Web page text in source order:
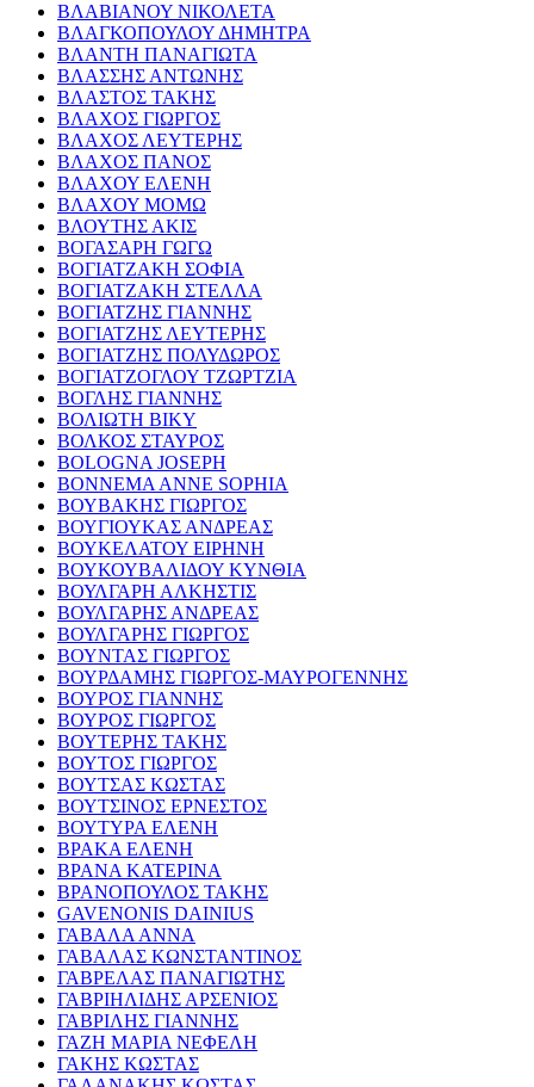
ΒΛΑΒΙΑΝΟΥ ΝΙΚΟΛΕΤΑ
ΒΛΑΓΚΟΠΟΥΛΟΥ ΔΗΜΗΤΡΑ
ΒΛΑΝΤΗ ΠΑΝΑΓΙΩΤΑ
ΒΛΑΣΣΗΣ ΑΝΤΩΝΗΣ
ΒΛΑΣΤΟΣ ΤΑΚΗΣ
ΒΛΑΧΟΣ ΓΙΩΡΓΟΣ
ΒΛΑΧΟΣ ΛΕΥΤΕΡΗΣ
ΒΛΑΧΟΣ ΠΑΝΟΣ
ΒΛΑΧΟΥ ΕΛΕΝΗ
ΒΛΑΧΟΥ ΜΟΜΩ
ΒΛΟΥΤΗΣ ΑΚΙΣ
ΒΟΓΑΣΑΡΗ ΓΩΓΩ
ΒΟΓΙΑΤΖΑΚΗ ΣΟΦΙΑ
ΒΟΓΙΑΤΖΑΚΗ ΣΤΕΛΛΑ
ΒΟΓΙΑΤΖΗΣ ΓΙΑΝΝΗΣ
ΒΟΓΙΑΤΖΗΣ ΛΕΥΤΕΡΗΣ
ΒΟΓΙΑΤΖΗΣ ΠΟΛΥΔΩΡΟΣ
ΒΟΓΙΑΤΖΟΓΛΟΥ ΤΖΩΡΤΖΙΑ
ΒΟΓΛΗΣ ΓΙΑΝΝΗΣ
ΒΟΛΙΩΤΗ ΒΙΚΥ
ΒΟΛΚΟΣ ΣΤΑΥΡΟΣ
BOLOGNA JOSEPH
BONNEMA ANNE SOPHIA
ΒΟΥΒΑΚΗΣ ΓΙΩΡΓΟΣ
ΒΟΥΓΙΟΥΚΑΣ ΑΝΔΡΕΑΣ
ΒΟΥΚΕΛΑΤΟΥ ΕΙΡΗΝΗ
ΒΟΥΚΟΥΒΑΛΙΔΟΥ ΚΥΝΘΙΑ
ΒΟΥΛΓΑΡΗ ΑΛΚΗΣΤΙΣ
ΒΟΥΛΓΑΡΗΣ ΑΝΔΡΕΑΣ
ΒΟΥΛΓΑΡΗΣ ΓΙΩΡΓΟΣ
ΒΟΥΝΤΑΣ ΓΙΩΡΓΟΣ
ΒΟΥΡΔΑΜΗΣ ΓΙΩΡΓΟΣ-ΜΑΥΡΟΓΕΝΝΗΣ
ΒΟΥΡΟΣ ΓΙΑΝΝΗΣ
ΒΟΥΡΟΣ ΓΙΩΡΓΟΣ
ΒΟΥΤΕΡΗΣ ΤΑΚΗΣ
ΒΟΥΤΟΣ ΓΙΩΡΓΟΣ
ΒΟΥΤΣΑΣ ΚΩΣΤΑΣ
ΒΟΥΤΣΙΝΟΣ ΕΡΝΕΣΤΟΣ
ΒΟΥΤΥΡΑ ΕΛΕΝΗ
ΒΡΑΚΑ ΕΛΕΝΗ
ΒΡΑΝΑ ΚΑΤΕΡΙΝΑ
ΒΡΑΝΟΠΟΥΛΟΣ ΤΑΚΗΣ
GAVENONIS DAINIUS
ΓΑΒΑΛΑ ΑΝΝΑ
ΓΑΒΑΛΑΣ ΚΩΝΣΤΑΝΤΙΝΟΣ
ΓΑΒΡΕΛΑΣ ΠΑΝΑΓΙΩΤΗΣ
ΓΑΒΡΙΗΛΙΔΗΣ ΑΡΣΕΝΙΟΣ
ΓΑΒΡΙΛΗΣ ΓΙΑΝΝΗΣ
ΓΑΖΗ ΜΑΡΙΑ ΝΕΦΕΛΗ
ΓΑΚΗΣ ΚΩΣΤΑΣ